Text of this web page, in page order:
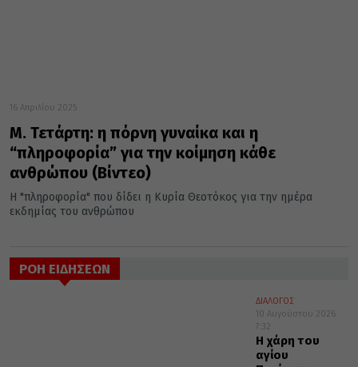
16 Απριλίου 2025
Μ. Τετάρτη: η πόρνη γυναίκα και η
“πληροφορία” για την κοίμηση κάθε
ανθρώπου (Βίντεο)
Η "πληροφορία" που δίδει η Κυρία Θεοτόκος για την ημέρα
εκδημίας του ανθρώπου
ΡΟΗ ΕΙΔΗΣΕΩΝ
ΔΙΑΛΟΓΟΣ
10 Αυγούστου 2026
7:32
Η χάρη του
αγίου